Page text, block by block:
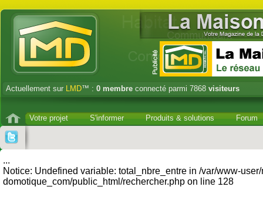
Actuellement sur LMD™ : 0 membre connecté parmi 7868 visiteurs
Votre projet S'informer Produits & solutions Forum
...
Notice: Undefined variable: total_nbre_entre in /var/www-
domotique_com/public_html/rechercher.php on line 128